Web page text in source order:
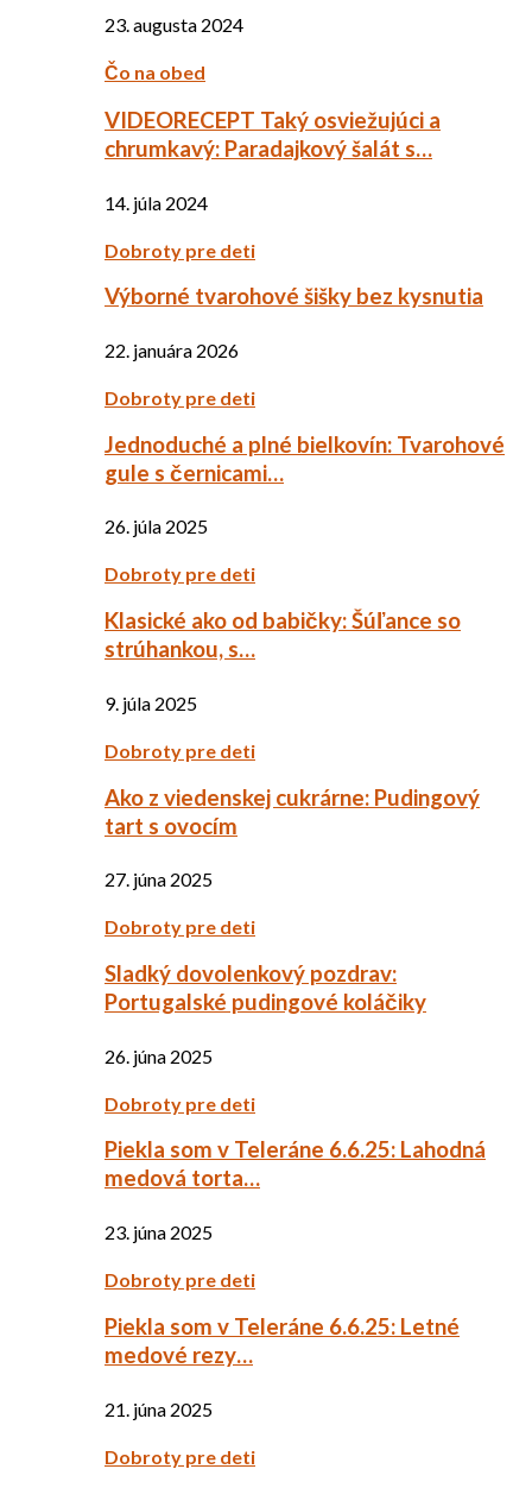
23. augusta 2024
Čo na obed
VIDEORECEPT Taký osviežujúci a
chrumkavý: Paradajkový šalát s…
14. júla 2024
Dobroty pre deti
Výborné tvarohové šišky bez kysnutia
22. januára 2026
Dobroty pre deti
Jednoduché a plné bielkovín: Tvarohové
gule s černicami…
26. júla 2025
Dobroty pre deti
Klasické ako od babičky: Šúľance so
strúhankou, s…
9. júla 2025
Dobroty pre deti
Ako z viedenskej cukrárne: Pudingový
tart s ovocím
27. júna 2025
Dobroty pre deti
Sladký dovolenkový pozdrav:
Portugalské pudingové koláčiky
26. júna 2025
Dobroty pre deti
Piekla som v Teleráne 6.6.25: Lahodná
medová torta…
23. júna 2025
Dobroty pre deti
Piekla som v Teleráne 6.6.25: Letné
medové rezy…
21. júna 2025
Dobroty pre deti